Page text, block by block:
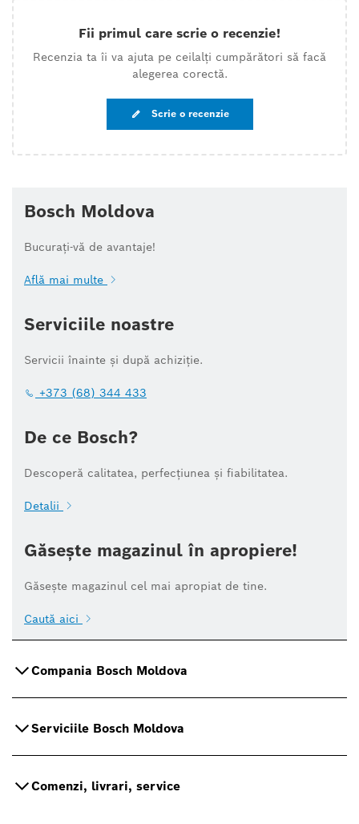
Fii primul care scrie o recenzie!
Recenzia ta îi va ajuta pe ceilalți cumpărători să facă
alegerea corectă.
Scrie o recenzie
Bosch Moldova
Bucurați-vă de avantaje!
Află mai multe
Serviciile noastre
Servicii înainte și după achiziție.
+373 (68) 344 433
De ce Bosch?
Descoperă calitatea, perfecțiunea și fiabilitatea.
Detalii
Găsește magazinul în apropiere!
Găsește magazinul cel mai apropiat de tine.
Caută aici
Compania Bosch Moldova
Serviciile Bosch Moldova
Comenzi, livrari, service